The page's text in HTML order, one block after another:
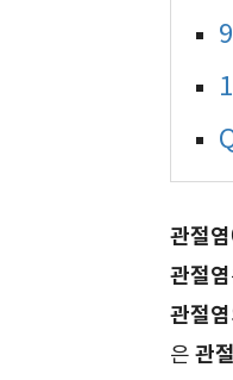
관절
관절염
관절염
은 관